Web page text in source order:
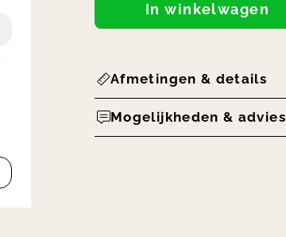
In winkelwagen
Afmetingen & details
Mogelijkheden & advies